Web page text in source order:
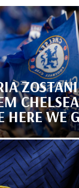
HERE WE